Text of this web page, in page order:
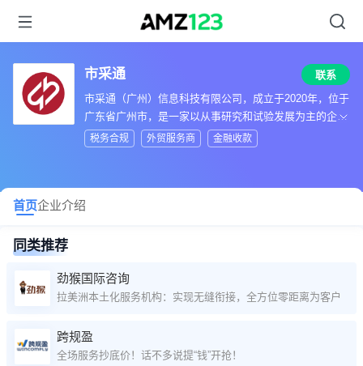
市采通
联系
市采通（广州）信息科技有限公司，成立于2020年，位于
广东省广州市，是一家以从事研究和试验发展为主的企
业。
税务合规 外贸服务商 金融收款
首页企业介绍
同类推荐
劲猴国际咨询
拉美洲本土化服务机构：实现无缝衔接，全方位零距离为客户解
跨规盈
全场服务抄底价！话不多说提“钱”开抢！